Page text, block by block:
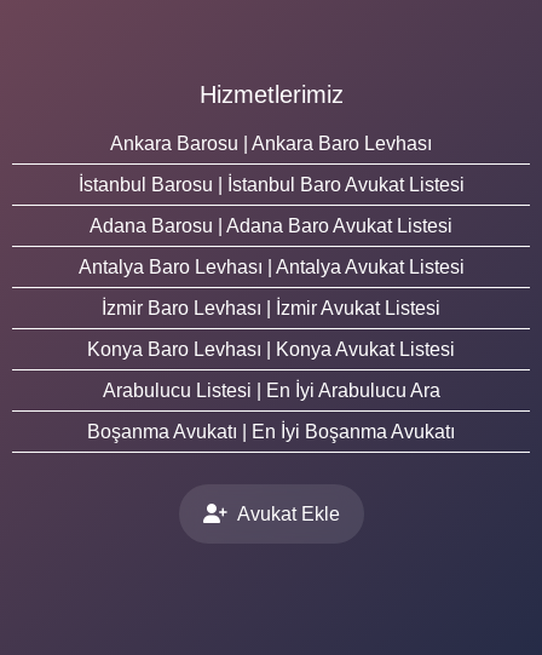
Hizmetlerimiz
Ankara Barosu | Ankara Baro Levhası
İstanbul Barosu | İstanbul Baro Avukat Listesi
Adana Barosu | Adana Baro Avukat Listesi
Antalya Baro Levhası | Antalya Avukat Listesi
İzmir Baro Levhası | İzmir Avukat Listesi
Konya Baro Levhası | Konya Avukat Listesi
Arabulucu Listesi | En İyi Arabulucu Ara
Boşanma Avukatı | En İyi Boşanma Avukatı
Avukat Ekle